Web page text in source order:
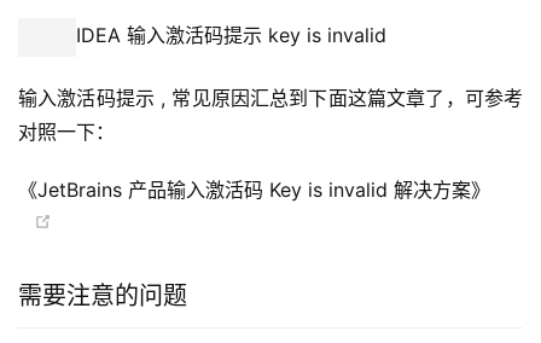
IDEA 输入激活码提示 key is invalid
输入激活码提示 , 常见原因汇总到下面这篇文章了，可参考
对照一下：
《JetBrains 产品输入激活码 Key is invalid 解决方案》
需要注意的问题